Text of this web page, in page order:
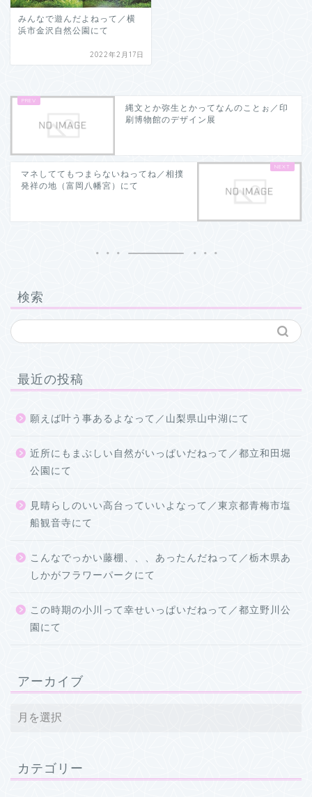
みんなで遊んだよねって／横
浜市金沢自然公園にて
2022年2月17日
縄文とか弥生とかってなんのことぉ／印
刷博物館のデザイン展
マネしててもつまらないねってね／相撲
発祥の地（富岡八幡宮）にて
検索
最近の投稿
願えば叶う事あるよなって／山梨県山中湖にて
近所にもまぶしい自然がいっぱいだねって／都立和田堀
公園にて
見晴らしのいい高台っていいよなって／東京都青梅市塩
船観音寺にて
こんなでっかい藤棚、、、あったんだねって／栃木県あ
しかがフラワーパークにて
この時期の小川って幸せいっぱいだねって／都立野川公
園にて
アーカイブ
カテゴリー